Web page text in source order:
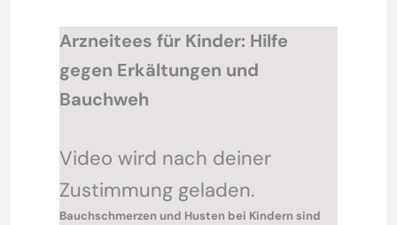
Arzneitees für Kinder: Hilfe
gegen Erkältungen und
Bauchweh
Video wird nach deiner
Zustimmung geladen.
Bauchschmerzen und Husten bei Kindern sind